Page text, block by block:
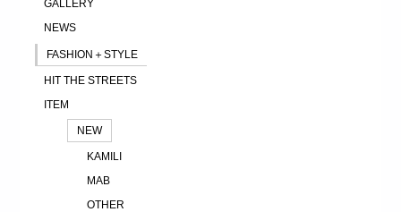
GALLERY
NEWS
FASHION＋STYLE
HIT THE STREETS
ITEM
NEW
KAMILI
MAB
OTHER